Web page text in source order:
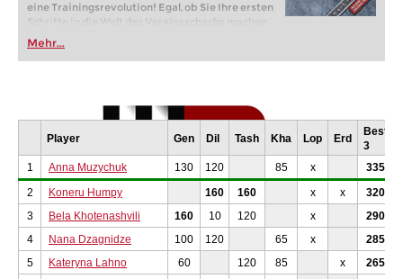
eine Trainingsrevolution! Egal, ob Sie Ihre ersten
Schritte in die Welt des Vereinsschachs machen
oder bereits auf Turnierniveau spielen: Mit
FRITZ trainieren Sie effizienter, intelligenter und
individueller als je zuvor.
Mehr...
Player Gen Dil Tash Kha Lop Erd
Best
3
1
Anna Muzychuk 130 120 85 x
335
2
Koneru Humpy 160 160 x x
320
3
Bela Khotenashvili 160 10 120 x
290
4
Nana Dzagnidze 100 120 65 x
285
5
Kateryna Lahno 60 120 85 x
265